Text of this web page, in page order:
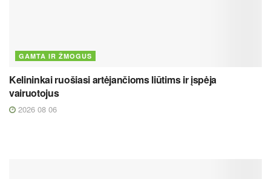
GAMTA IR ŽMOGUS
Kelininkai ruošiasi artėjančioms liūtims ir įspėja
vairuotojus
2026 08 06